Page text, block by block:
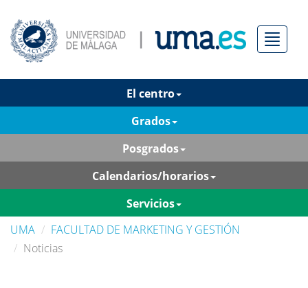
Menú
El centro
Grados
Posgrados
Calendarios/horarios
Servicios
UMA
FACULTAD DE MARKETING Y GESTIÓN
Noticias